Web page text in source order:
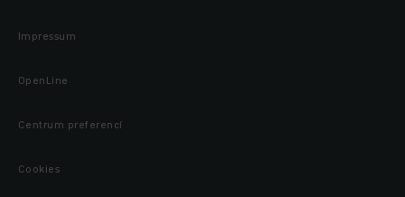
Impressum
OpenLine
Centrum preferencí
Cookies